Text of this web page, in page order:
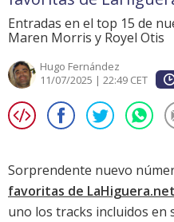
Entradas en el top 15 de
Maren Morris y Royel Otis
Hugo Fernández
11/07/2025 | 22:49 CET
Sorprendente nuevo
favoritas de LaHiguera.net
uno los tracks incluidos en